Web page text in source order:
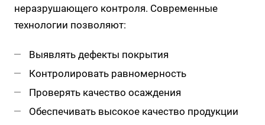
неразрушающего контроля. Современные
технологии позволяют:
Выявлять дефекты покрытия
Контролировать равномерность
Проверять качество осаждения
Обеспечивать высокое качество продукции